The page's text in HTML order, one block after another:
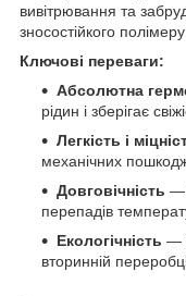
вивітрювання та
зносостійкого
Ключові переваги:
Абсолютна
рідин і зберігає
Легкість і
механічних
Довговічність —
перепадів
Екологічність —
вторинній